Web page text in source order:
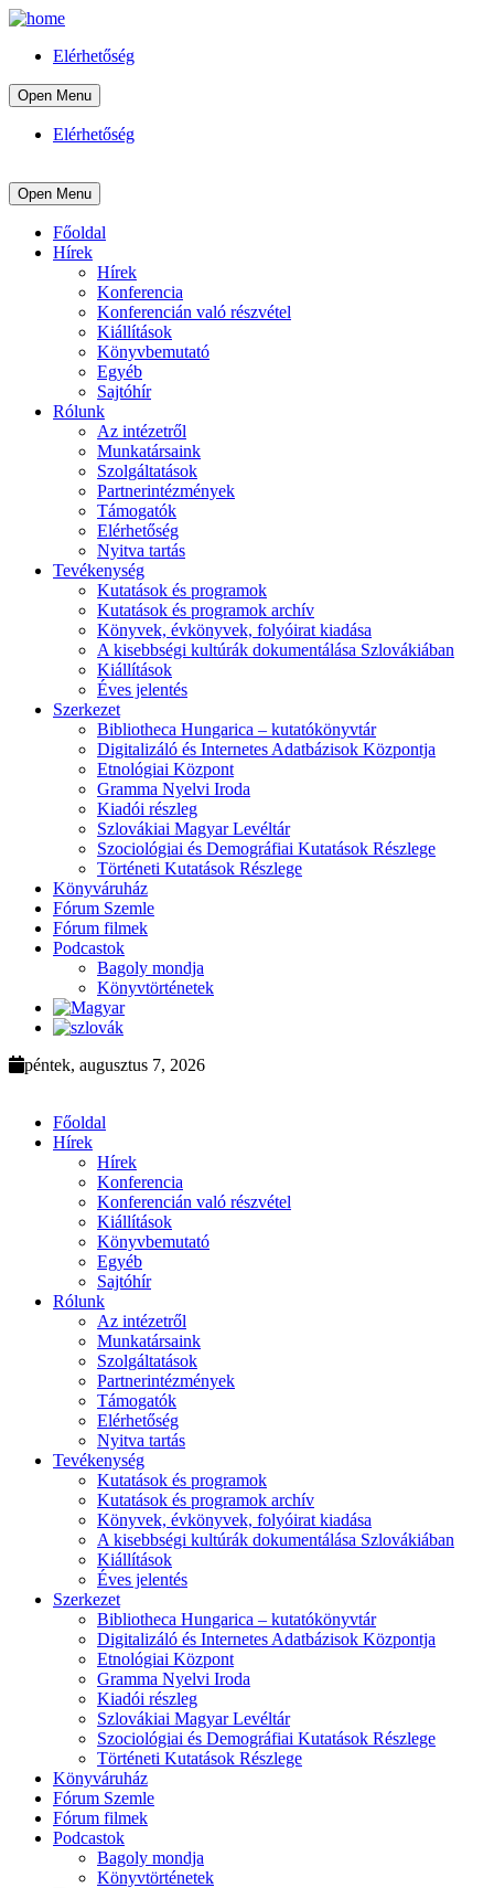
Elérhetőség
Open Menu
Elérhetőség
Open Menu
Főoldal
Hírek
Hírek
Konferencia
Konferencián való részvétel
Kiállítások
Könyvbemutató
Egyéb
Sajtóhír
Rólunk
Az intézetről
Munkatársaink
Szolgáltatások
Partnerintézmények
Támogatók
Elérhetőség
Nyitva tartás
Tevékenység
Kutatások és programok
Kutatások és programok archív
Könyvek, évkönyvek, folyóirat kiadása
A kisebbségi kultúrák dokumentálása Szlovákiában
Kiállítások
Éves jelentés
Szerkezet
Bibliotheca Hungarica – kutatókönyvtár
Digitalizáló és Internetes Adatbázisok Központja
Etnológiai Központ
Gramma Nyelvi Iroda
Kiadói részleg
Szlovákiai Magyar Levéltár
Szociológiai és Demográfiai Kutatások Részlege
Történeti Kutatások Részlege
Könyváruház
Fórum Szemle
Fórum filmek
Podcastok
Bagoly mondja
Könyvtörténetek
péntek, augusztus 7, 2026
Főoldal
Hírek
Hírek
Konferencia
Konferencián való részvétel
Kiállítások
Könyvbemutató
Egyéb
Sajtóhír
Rólunk
Az intézetről
Munkatársaink
Szolgáltatások
Partnerintézmények
Támogatók
Elérhetőség
Nyitva tartás
Tevékenység
Kutatások és programok
Kutatások és programok archív
Könyvek, évkönyvek, folyóirat kiadása
A kisebbségi kultúrák dokumentálása Szlovákiában
Kiállítások
Éves jelentés
Szerkezet
Bibliotheca Hungarica – kutatókönyvtár
Digitalizáló és Internetes Adatbázisok Központja
Etnológiai Központ
Gramma Nyelvi Iroda
Kiadói részleg
Szlovákiai Magyar Levéltár
Szociológiai és Demográfiai Kutatások Részlege
Történeti Kutatások Részlege
Könyváruház
Fórum Szemle
Fórum filmek
Podcastok
Bagoly mondja
Könyvtörténetek